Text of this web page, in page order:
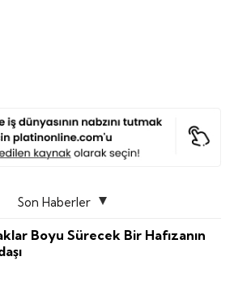
Son Haberler
Boyu Sürecek Bir Hafızanın